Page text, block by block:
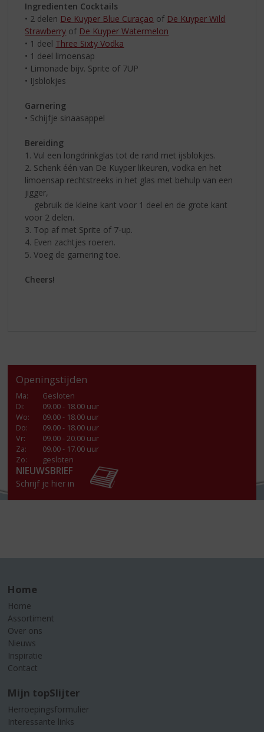
Ingredienten Cocktails
• 2 delen De Kuyper Blue Curaçao of De Kuyper Wild
Strawberry of De Kuyper Watermelon
• 1 deel Three Sixty Vodka
• 1 deel limoensap
• Limonade bijv. Sprite of 7UP
• IJsblokjes
Garnering
• Schijfje sinaasappel
Bereiding
1. Vul een longdrinkglas tot de rand met ijsblokjes.
2. Schenk één van De Kuyper likeuren, vodka en het
limoensap rechtstreeks in het glas met behulp van een
jigger,
gebruik de kleine kant voor 1 deel en de grote kant
voor 2 delen.
3. Top af met Sprite of 7-up.
4. Even zachtjes roeren.
5. Voeg de garnering toe.
Cheers!
Openingstijden
Ma:
Gesloten
Di:
09.00 - 18.00 uur
Wo:
09.00 - 18.00 uur
Do:
09.00 - 18.00 uur
Vr:
09.00 - 20.00 uur
Za:
09.00 - 17.00 uur
Zo:
gesloten
NIEUWSBRIEF
Schrijf je hier in
Home
Home
Assortiment
Over ons
Nieuws
Inspiratie
Contact
Mijn topSlijter
Herroepingsformulier
Interessante links